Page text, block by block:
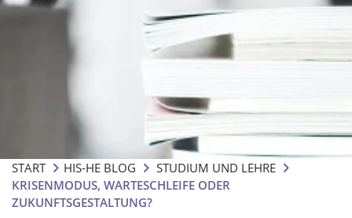
START HIS-HE BLOG
STUDIUM UND LEHRE
KRISENMODUS, WARTESCHLEIFE ODER
ZUKUNFTSGESTALTUNG?